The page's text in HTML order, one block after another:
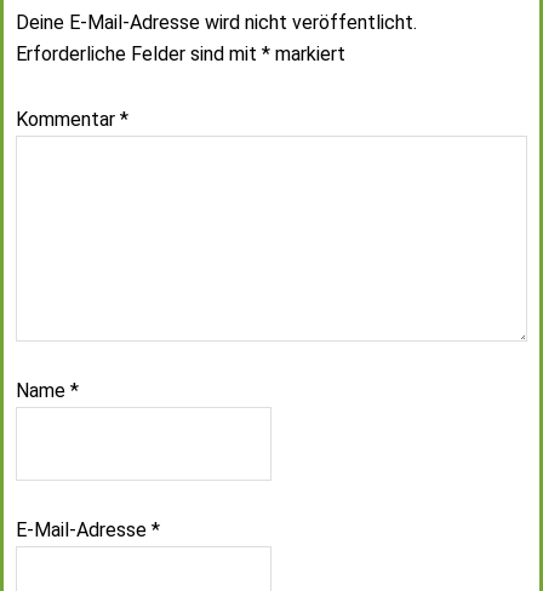
Deine E-Mail-Adresse wird nicht veröffentlicht.
Erforderliche Felder sind mit * markiert
Kommentar *
Name *
E-Mail-Adresse *